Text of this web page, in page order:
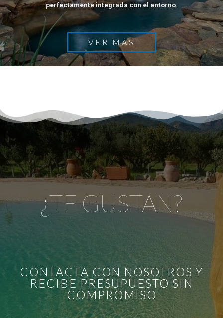
perfectamente integrada con el entorno.
VER MÁS
¿TE GUSTAN?
CONTACTA CON NOSOTROS Y
RECIBE PRESUPUESTO SIN
COMPROMISO